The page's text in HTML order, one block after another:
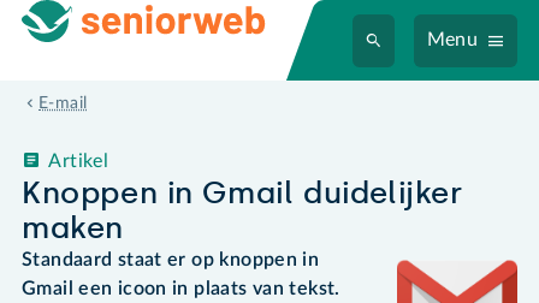
Menu
E-mail
Knoppen in Gmail duidelijker
maken
Artikel
Standaard staat er op knoppen in
Gmail een icoon in plaats van tekst.